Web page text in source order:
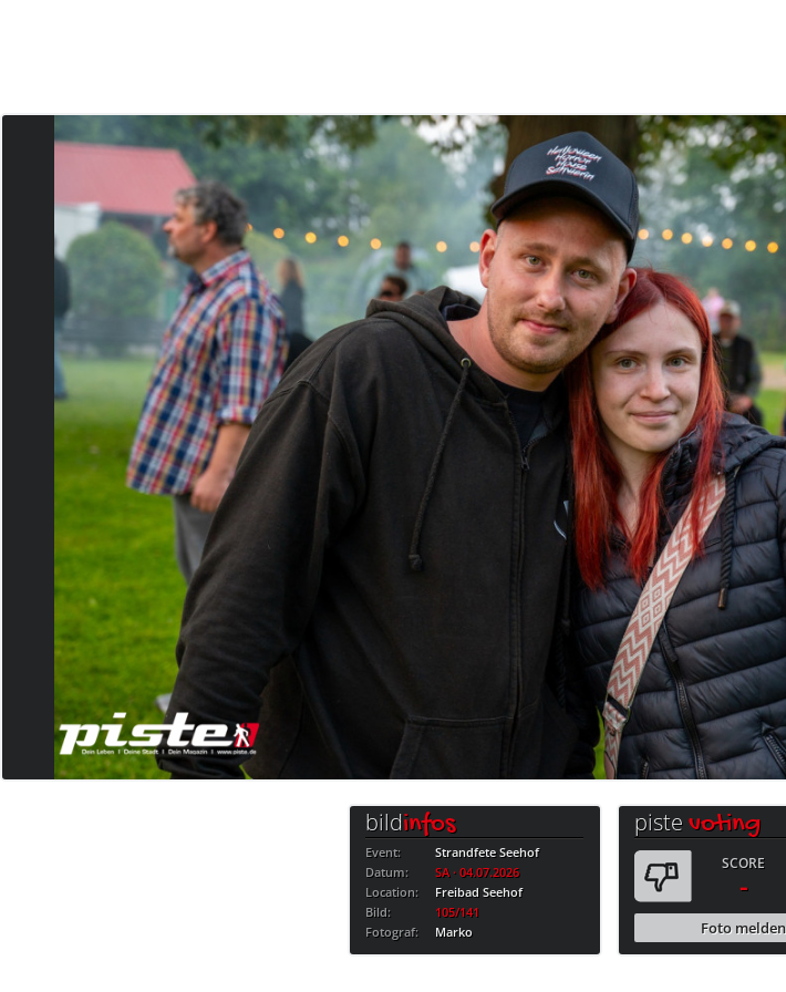
bildinfos
Event:
Strandfete Seehof
Datum:
SA · 04.07.2026
Location:
Freibad Seehof
Bild:
105/141
Fotograf:
Marko
pistevoting
SCORE
-
Foto melden